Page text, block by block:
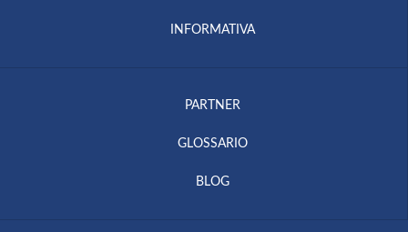
INFORMATIVA
PARTNER
GLOSSARIO
BLOG